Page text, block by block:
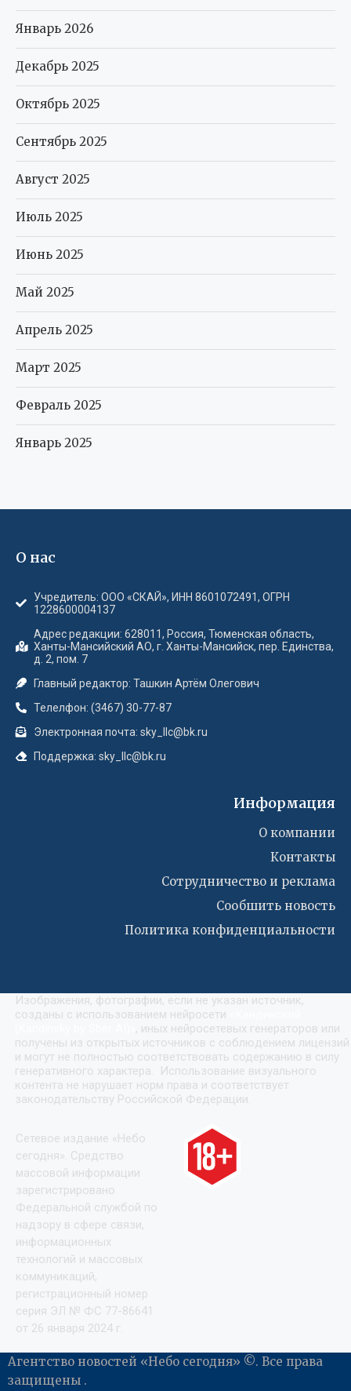
Январь 2026
Декабрь 2025
Октябрь 2025
Сентябрь 2025
Август 2025
Июль 2025
Июнь 2025
Май 2025
Апрель 2025
Март 2025
Февраль 2025
Январь 2025
О нас
Учредитель: ООО «СКАЙ», ИНН 8601072491, ОГРН
1228600004137
Адрес редакции: 628011, Россия, Тюменская область,
Ханты-Мансийский АО, г. Ханты-Мансийск, пер. Единства,
д. 2, пом. 7
Главный редактор: Ташкин Артём Олегович
Телелфон: (3467) 30-77-87
Электронная почта: sky_llc@bk.ru
Поддержка: sky_llc@bk.ru
Информация
О компании
Контакты
Сотрудничество и реклама
Сообшить новость
Политика конфиденциальности
Изображения, фотографии, если не указан источник,
созданы с использованием нейросети
, иных нейросетевых генераторов или
получены из открытых источников с соблюдением лицензий
и могут не полностью соответствовать содержанию в силу
генеративного характера. Использование визуального
контента не нарушает норм права и соответствует
законодательству Российской Федерации.
Сетевое издание «Небо
сегодня». Средство
массовой информации
зарегистрировано
Федеральной службой по
надзору в сфере связи,
информационных
технологий и массовых
коммуникаций,
регистрационный номер
серия ЭЛ № ФС 77-86641
от 26 января 2024 г.
Агентство новостей «Небо сегодня» ©. Все права
защищены .